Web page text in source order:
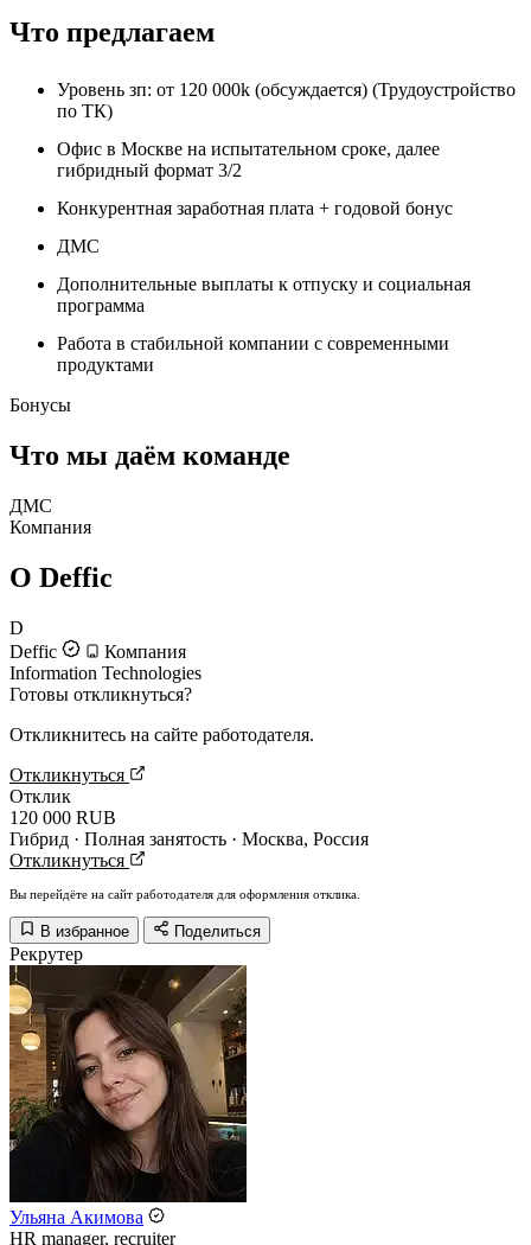
Что предлагаем
Уровень зп: от 120 000k (обсуждается) (Трудоустройство
по ТК)
Офис в Москве на испытательном сроке, далее
гибридный формат 3/2
Конкурентная заработная плата + годовой бонус
ДМС
Дополнительные выплаты к отпуску и социальная
программа
Работа в стабильной компании с современными
продуктами
Бонусы
Что мы даём команде
ДМС
Компания
О Deffic
D
Deffic
Компания
Information Technologies
Готовы откликнуться?
Откликнитесь на сайте работодателя.
Откликнуться
Отклик
120 000 RUB
Гибрид · Полная занятость · Москва, Россия
Откликнуться
Вы перейдёте на сайт работодателя для оформления отклика.
В избранное Поделиться
Рекрутер
Ульяна Акимова
HR manager, recruiter